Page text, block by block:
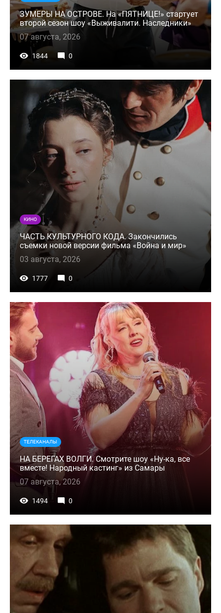
ЗУМЕРЫ НА ОСТРОВЕ. На «ПЯТНИЦЕ!» стартует
второй сезон шоу «Выживалити. Наследники»
07 августа, 2026
1844 0
КИНО
ЧАСТЬ КУЛЬТУРНОГО КОДА. Закончились
съемки новой версии фильма «Война и мир»
03 августа, 2026
1777 0
ТЕЛЕКАНАЛЫ
НА БЕРЕГАХ ВОЛГИ. Смотрите шоу «Ну-ка, все
вместе! Народный кастинг» из Самары
07 августа, 2026
1494 0